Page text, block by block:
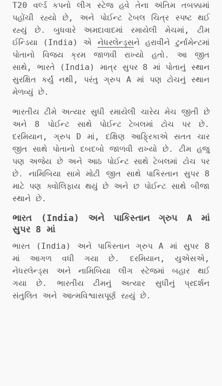
T20 વર્લ્ડ કપનો લીગ સ્ટેજ હવે તેના અંતિમ તબક્કામાં
પહોંચી રહ્યો છે, અને પોઈન્ટ ટેબલ ચિત્ર સ્પષ્ટ થઈ
રહ્યું છે. બુધવારે અમદાવાદમાં રમાયેલી મેચમાં, ટીમ
ઈન્ડિયા (India) એ નેધરલેન્ડ્સને હરાવીને ટુર્નામેન્ટમાં
પોતાનો વિજય ક્રમ જાળવી રાખ્યો હતો. આ જીત
સાથે, ભારતે (India) માત્ર સુપર 8 માં પોતાનું સ્થાન
સુરક્ષિત કર્યું નથી, પરંતુ ગ્રુપ A માં પણ ટોચનું સ્થાન
મેળવ્યું છે.
ભારતીય ટીમે અત્યાર સુધી રમાયેલી ચારેય મેચ જીતી છે
અને 8 પોઈન્ટ સાથે પોઈન્ટ ટેબલમાં ટોચ પર છે.
દરમિયાન, ગ્રુપ D માં, દક્ષિણ આફ્રિકાએ સતત ચાર
જીત સાથે પોતાનો દબદબો જાળવી રાખ્યો છે. ટીમ હજુ
પણ અજેય છે અને આઠ પોઈન્ટ સાથે ટેબલમાં ટોચ પર
છે. નામિબિયા સામે મોટી જીત સાથે પાકિસ્તાન સુપર 8
માટે પણ ક્વોલિફાય થયું છે અને છ પોઈન્ટ સાથે બીજા
સ્થાને છે.
ભારત (India) અને પાકિસ્તાન ગ્રુપ A માં
સુપર 8 માં
ભારત (India) અને પાકિસ્તાન ગ્રુપ A માં સુપર 8
માં આગળ વધી ગયા છે. દરમિયાન, યુએસએ,
નેધરલેન્ડ્સ અને નામિબિયા લીગ સ્ટેજમાં બહાર થઈ
ગયા છે. ભારતીય ટીમનું અત્યાર સુધીનું પ્રદર્શન
સંતુલિત અને આત્મવિશ્વાસપૂર્ણ રહ્યું છે.